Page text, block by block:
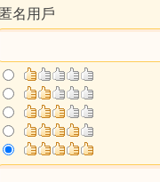
安裝及其涵義類化
胎元及神煞適不適用
流年的排法
匿名用戶